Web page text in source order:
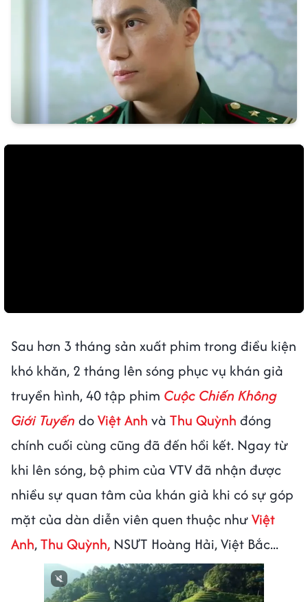
Sau hơn 3 tháng sản xuất phim trong điều kiện
khó khăn, 2 tháng lên sóng phục vụ khán giả
truyền hình, 40 tập phim Cuộc Chiến Không
Giới Tuyến doViệt Anh và Thu Quỳnh đóng
chính cuối cùng cũng đã đến hồi kết. Ngay từ
khi lên sóng, bộ phim của VTV đã nhận được
nhiều sự quan tâm của khán giả khi có sự góp
mặt của dàn diễn viên quen thuộc nhưViệt
Anh,Thu Quỳnh, NSƯT Hoàng Hải, Việt Bắc...